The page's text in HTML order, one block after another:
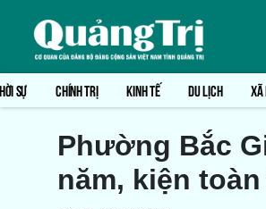
SỰ CHÍNH TRỊ KINH TẾ DU LỊCH XÃ
Phường Bắc
năm, kiện